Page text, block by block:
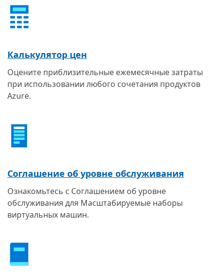
Калькулятор цен
Оцените приблизительные ежемесячные затраты
при использовании любого сочетания продуктов
Azure.
Соглашение об уровне обслуживания
Ознакомьтесь с Соглашением об уровне
обслуживания для Масштабируемые наборы
виртуальных машин.